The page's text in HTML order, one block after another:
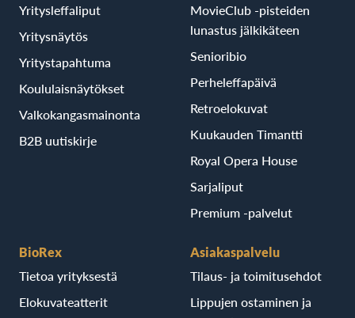
Yritysleffaliput
Yritysnäytös
Yritystapahtuma
Koululaisnäytökset
Valkokangasmainonta
B2B uutiskirje
MovieClub -pisteiden
lunastus jälkikäteen
Senioribio
Perheleffapäivä
Retroelokuvat
Kuukauden Timantti
Royal Opera House
Sarjaliput
Premium -palvelut
BioRex
Tietoa yrityksestä
Elokuvateatterit
Asiakaspalvelu
Tilaus- ja toimitusehdot
Lippujen ostaminen ja